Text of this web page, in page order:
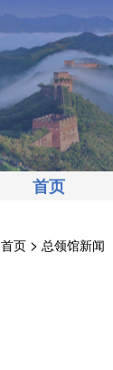
首页
首页> 总领馆新闻